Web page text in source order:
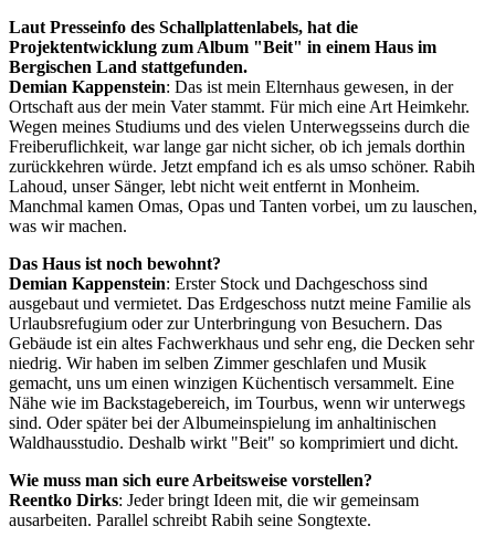
Laut Presseinfo des Schallplattenlabels, hat die
Projektentwicklung zum Album "Beit" in einem Haus im
Bergischen Land stattgefunden.
Demian Kappenstein: Das ist mein Elternhaus gewesen, in der
Ortschaft aus der mein Vater stammt. Für mich eine Art Heimkehr.
Wegen meines Studiums und des vielen Unterwegsseins durch die
Freiberuflichkeit, war lange gar nicht sicher, ob ich jemals dorthin
zurückkehren würde. Jetzt empfand ich es als umso schöner. Rabih
Lahoud, unser Sänger, lebt nicht weit entfernt in Monheim.
Manchmal kamen Omas, Opas und Tanten vorbei, um zu lauschen,
was wir machen.
Das Haus ist noch bewohnt?
Demian Kappenstein: Erster Stock und Dachgeschoss sind
ausgebaut und vermietet. Das Erdgeschoss nutzt meine Familie als
Urlaubsrefugium oder zur Unterbringung von Besuchern. Das
Gebäude ist ein altes Fachwerkhaus und sehr eng, die Decken sehr
niedrig. Wir haben im selben Zimmer geschlafen und Musik
gemacht, uns um einen winzigen Küchentisch versammelt. Eine
Nähe wie im Backstagebereich, im Tourbus, wenn wir unterwegs
sind. Oder später bei der Albumeinspielung im anhaltinischen
Waldhausstudio. Deshalb wirkt "Beit" so komprimiert und dicht.
Wie muss man sich eure Arbeitsweise vorstellen?
Reentko Dirks: Jeder bringt Ideen mit, die wir gemeinsam
ausarbeiten. Parallel schreibt Rabih seine Songtexte.